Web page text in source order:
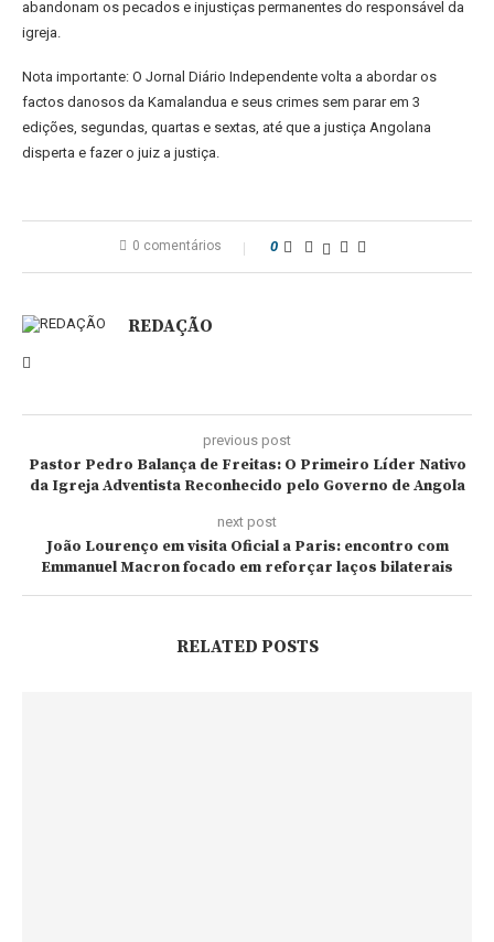
abandonam os pecados e injustiças permanentes do responsável da
igreja.
Nota importante: O Jornal Diário Independente volta a abordar os
factos danosos da Kamalandua e seus crimes sem parar em 3
edições, segundas, quartas e sextas, até que a justiça Angolana
disperta e fazer o juiz a justiça.
0 comentários 0
REDAÇÃO
previous post
Pastor Pedro Balança de Freitas: O Primeiro Líder Nativo
da Igreja Adventista Reconhecido pelo Governo de Angola
next post
João Lourenço em visita Oficial a Paris: encontro com
Emmanuel Macron focado em reforçar laços bilaterais
RELATED POSTS